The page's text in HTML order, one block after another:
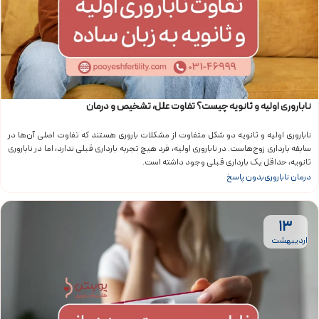
ناباروری اولیه و ثانویه چیست؟ تفاوت علل، تشخیص و درمان
ناباروری اولیه و ثانویه دو شکل متفاوت از مشکلات باروری هستند که تفاوت اصلی آن‌ها در
سابقه بارداری زوج‌هاست. در ناباروری اولیه، فرد هیچ تجربه بارداری قبلی ندارد، اما در ناباروری
ثانویه، حداقل یک بارداری قبلی وجود داشته است.
درمان ناباروریبدون پاسخ
۱۳
اردیبهشت